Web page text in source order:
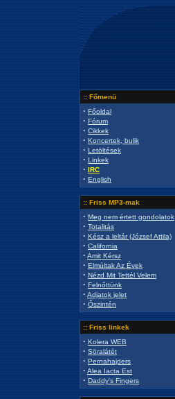
:: Főmenü
· Főoldal
· Fórum
· Cikkek
· Koncertek, bulik
· Letöltések
· Linkek
· IRC
· English
:: Friss MP3-mak
· Meg nem értett gondolatok
· Totalitás
· Kész a leltár (József Attila)
· California
· Amit Kérsz
· Elmúltak Az Évek
· Nézd Mit Tettél Velem
· Felnőttünk
· Adjatok jelet
· Őszintén
:: Friss linkek
· Kolera WEB
· Söralátét
· Pernahajders
· Alea Iacta Est
· Daddy's Fingers